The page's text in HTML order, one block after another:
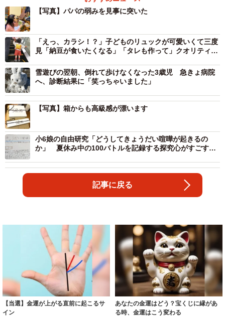
【写真】パパの弱みを見事に突いた
「えっ、カラシ！？」子どものリュックが可愛いくて三度
見「納豆が食いたくなる」「タレも作って」クオリティの
雪遊びの翌朝、倒れて歩けなくなった3歳児 急きょ病院
へ、診断結果に「笑っちゃいました」
【写真】箱からも高級感が漂います
小6娘の自由研究「どうしてきょうだい喧嘩が起きるの
か」 夏休み中の100バトルを記録する探究心がすごすぎ
記事に戻る
【当選】金運が上がる直前に起こるサ
イン
あなたの金運はどう？宝くじに縁があ
る時、金運はこう変わる